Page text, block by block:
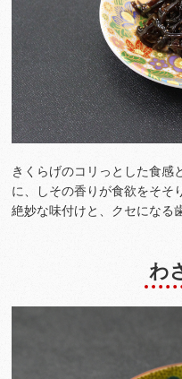
きくらげのコリっとした食感
に、しその香りが食欲をそそ
絶妙な味付けと、クセになる
わ